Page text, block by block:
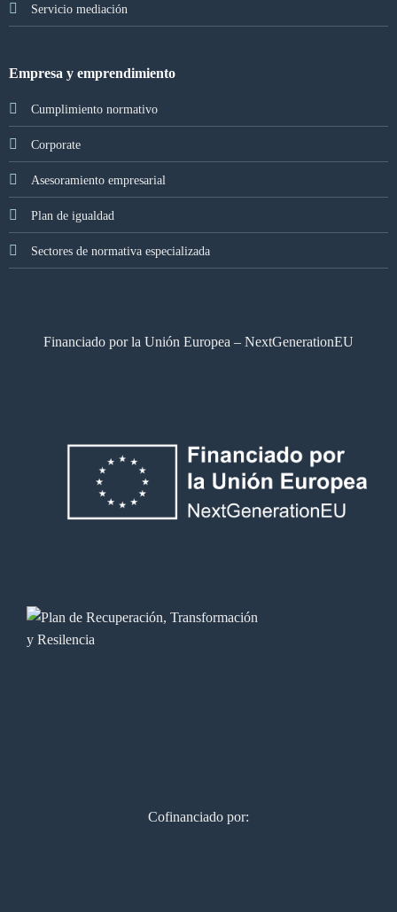
Servicio mediación
Empresa y emprendimiento
Cumplimiento normativo
Corporate
Asesoramiento empresarial
Plan de igualdad
Sectores de normativa especializada
Financiado por la Unión Europea – NextGenerationEU
Cofinanciado por: